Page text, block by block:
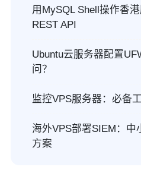
用MySQL Shell操作香
REST API
Ubuntu云服务器配置
问？
监控VPS服务器：必备
海外VPS部署SIEM：中
方案